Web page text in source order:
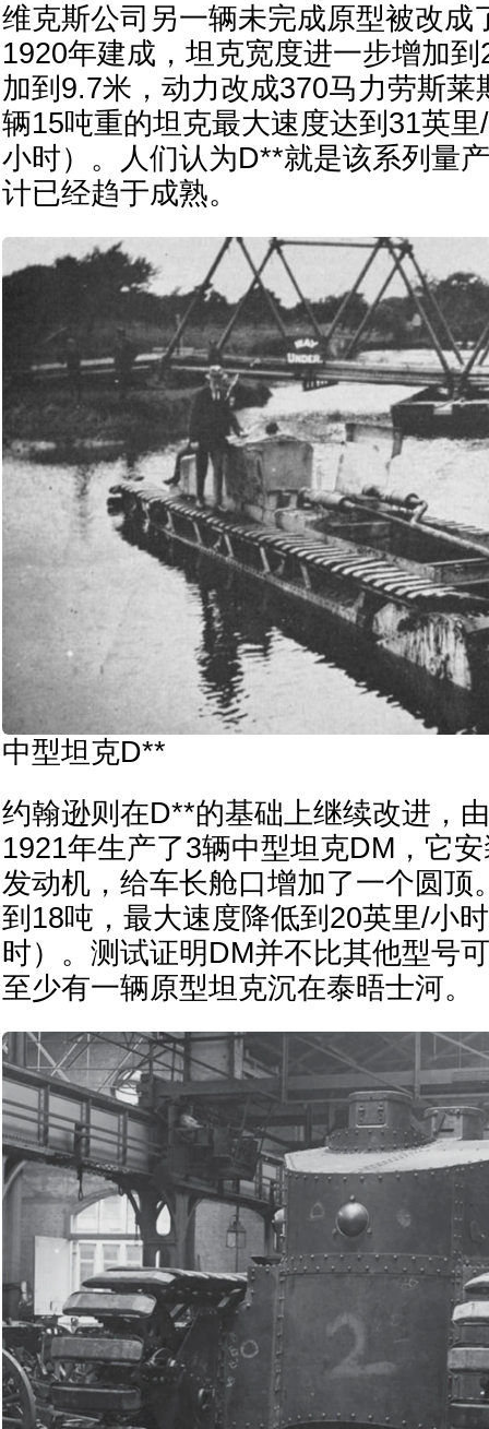
维克斯公司另一辆未完成原型被改成
1920年建成，坦克宽度进一步增加
加到9.7米，动力改成370马力劳斯莱
辆15吨重的坦克最大速度达到31英
小时）。人们认为D**就是该系列量
计已经趋于成熟。
中型坦克D**
约翰逊则在D**的基础上继续改进，
1921年生产了3辆中型坦克DM，它
发动机，给车长舱口增加了一个圆顶
到18吨，最大速度降低到20英里/小
时）。测试证明DM并不比其他型号
至少有一辆原型坦克沉在泰晤士河。